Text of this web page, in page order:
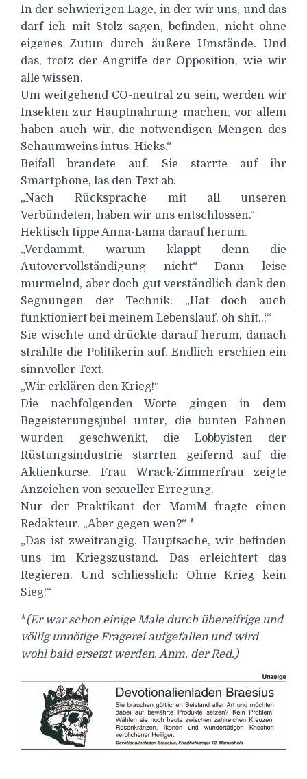
In der schwierigen Lage, in der wir uns, und das
darf ich mit Stolz sagen, befinden, nicht ohne
eigenes Zutun durch äußere Umstände. Und
das, trotz der Angriffe der Opposition, wie wir
alle wissen.
Um weitgehend CO-neutral zu sein, werden wir
Insekten zur Hauptnahrung machen, vor allem
haben auch wir, die notwendigen Mengen des
Schaumweins intus. Hicks.“
Beifall brandete auf. Sie starrte auf ihr
Smartphone, las den Text ab.
„Nach Rücksprache mit all unseren
Verbündeten, haben wir uns entschlossen.“
Hektisch tippe Anna-Lama darauf herum.
„Verdammt, warum klappt denn die
Autovervollständigung nicht“ Dann leise
murmelnd, aber doch gut verständlich dank den
Segnungen der Technik: „Hat doch auch
funktioniert bei meinem Lebenslauf, oh shit..!“
Sie wischte und drückte darauf herum, danach
strahlte die Politikerin auf. Endlich erschien ein
sinnvoller Text.
„Wir erklären den Krieg!“
Die nachfolgenden Worte gingen in dem
Begeisterungsjubel unter, die bunten Fahnen
wurden geschwenkt, die Lobbyisten der
Rüstungsindustrie starrten geifernd auf die
Aktienkurse, Frau Wrack-Zimmerfrau zeigte
Anzeichen von sexueller Erregung.
Nur der Praktikant der MamM fragte einen
Redakteur. „Aber gegen wen?“ *
„Das ist zweitrangig. Hauptsache, wir befinden
uns im Kriegszustand. Das erleichtert das
Regieren. Und schliesslich: Ohne Krieg kein
Sieg!“
*(Er war schon einige Male durch übereifrige und
völlig unnötige Fragerei aufgefallen und wird
wohl bald ersetzt werden. Anm. der Red.)